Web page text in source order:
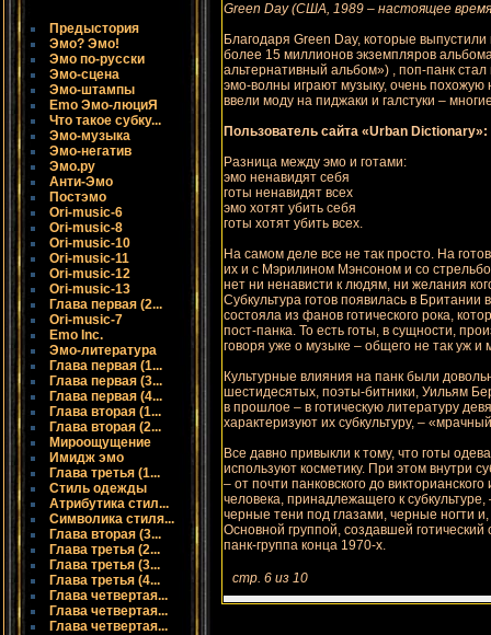
Предыстория
Эмо? Эмо!
Эмо по-русски
Эмо-сцена
Эмо-штампы
Emo Эмо-люциЯ
Что такое субку...
Эмо-музыка
Эмо-негатив
Эмо.ру
Анти-Эмо
Постэмо
Ori-music-6
Ori-music-8
Ori-music-10
Ori-music-11
Ori-music-12
Ori-music-13
Глава первая (2...
Ori-music-7
Emo Inc.
Эмо-литература
Глава первая (1...
Глава первая (3...
Глава первая (4...
Глава вторая (1...
Глава вторая (2...
Мироощущение
Имидж эмо
Глава третья (1...
Стиль одежды
Атрибутика стил...
Символика стиля...
Глава вторая (3...
Глава третья (2...
Глава третья (3...
Глава третья (4...
Глава четвертая...
Глава четвертая...
Глава четвертая...
Green Day (США, 1989 – настоящее
Благодаря Green Day, которые
более 15 миллионов экземпляров
альтернативный альбом») , поп-панк
эмо-волны играют музыку, очень
ввели моду на пиджаки и галстуки –
Пользователь сайта «Urban Dictionary»:
Разница мeжду эмо и готами:
эмо ненавидят себя
готы ненавидят всех
эмо хотят убить себя
готы хотят убить всех.
На самом деле все не так просто. На
их и с Мэрилином Мэнсоном и со
нет ни ненависти к людям, ни желания
Субкультура готов появилась в
состояла из фанов готического рока,
пост-панка. То есть готы, в сущности,
говоря уже о музыке – общего не так уж и
Культурные влияния на панк были
шестидесятых, поэты-битники, Уильям
в прошлое – в готическую литературу
характеризуют их субкультуру, –
Все давно привыкли к тому, что готы
используют космeтику. При этом внутри
– от почти панковского до
человека, принадлежащего к
черные тени под глазами, черные ногти
Основной группой, создавшей
панк-группа конца 1970-х.
стр. 6 из 10